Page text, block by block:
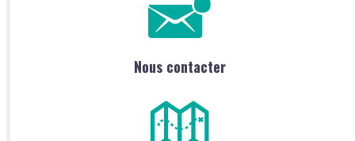
Nous contacter